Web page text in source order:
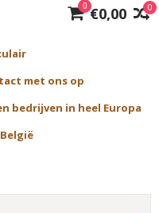
0
0 €0,00
met ons op
bedrijven in heel Europa